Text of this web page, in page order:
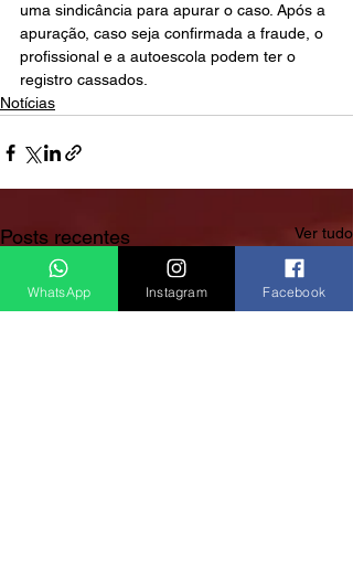
uma sindicância para apurar o caso. Após a
apuração, caso seja confirmada a fraude, o
profissional e a autoescola podem ter o
registro cassados.
Notícias
Posts recentes Ver tudo
WhatsApp Instagram Facebook